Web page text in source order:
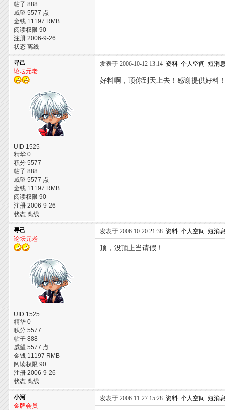
帖子 888
威望 5577 点
金钱 11197 RMB
阅读权限 90
注册 2006-9-26
状态 离线
寻己
论坛元老
UID 1525
精华 0
积分 5577
帖子 888
威望 5577 点
金钱 11197 RMB
阅读权限 90
注册 2006-9-26
状态 离线
发表于 2006-10-12 13:14 资料 个人空间 短消
好料啊，顶你到天上去！感谢提供好料
寻己
论坛元老
UID 1525
精华 0
积分 5577
帖子 888
威望 5577 点
金钱 11197 RMB
阅读权限 90
注册 2006-9-26
状态 离线
发表于 2006-10-20 21:38 资料 个人空间 短消
顶，没顶上当请假！
小河
金牌会员
发表于 2006-11-27 15:28 资料 个人空间 短消